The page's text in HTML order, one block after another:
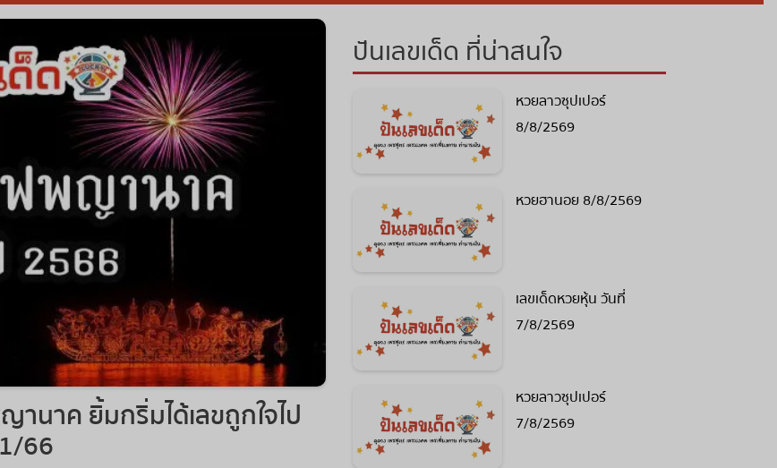
านาค ยิ้มกริ่มได้เลขถูกใจไป
66
ปันเลขเด็ด ที่น่าสนใจ
หวยลาวซุปเปอร์
8/8/2569
หวยฮานอย 8/8/2569
เลขเด็ดหวยหุ้น วันที่
7/8/2569
หวยลาวซุปเปอร์
7/8/2569